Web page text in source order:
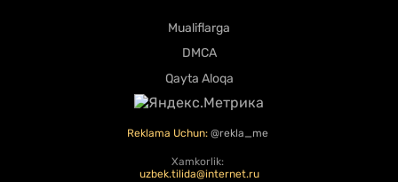
Mualiflarga
DMCA
Qayta Aloqa
Reklama Uchun: @rekla_me
Xamkorlik:
uzbek.tilida@internet.ru